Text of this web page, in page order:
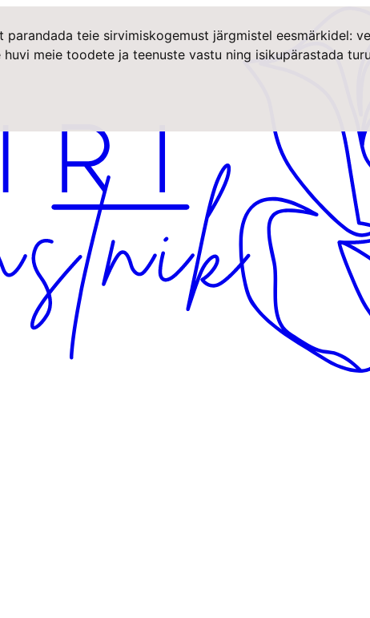
teie sirvimiskogemust järgmistel eesmärkidel:
meie toodete ja teenuste vastu ning isikupärastada